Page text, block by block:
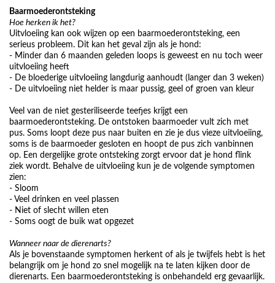
Baarmoederontsteking
Hoe herken ik het?
Uitvloeiing kan ook wijzen op een baarmoederontsteking, een
serieus probleem. Dit kan het geval zijn als je hond:
- Minder dan 6 maanden geleden loops is geweest en nu toch weer
uitvloeiing heeft
- De bloederige uitvloeiing langdurig aanhoudt (langer dan 3 weken)
- De uitvloeiing niet helder is maar pussig, geel of groen van kleur
Veel van de niet gesteriliseerde teefjes krijgt een
baarmoederontsteking. De ontstoken baarmoeder vult zich met
pus. Soms loopt deze pus naar buiten en zie je dus vieze uitvloeiing,
soms is de baarmoeder gesloten en hoopt de pus zich vanbinnen
op. Een dergelijke grote ontsteking zorgt ervoor dat je hond flink
ziek wordt. Behalve de uitvloeiing kun je de volgende symptomen
zien:
- Sloom
- Veel drinken en veel plassen
- Niet of slecht willen eten
- Soms oogt de buik wat opgezet
Wanneer naar de dierenarts?
Als je bovenstaande symptomen herkent of als je twijfels hebt is het
belangrijk om je hond zo snel mogelijk na te laten kijken door de
dierenarts. Een baarmoederontsteking is onbehandeld erg gevaarlijk.